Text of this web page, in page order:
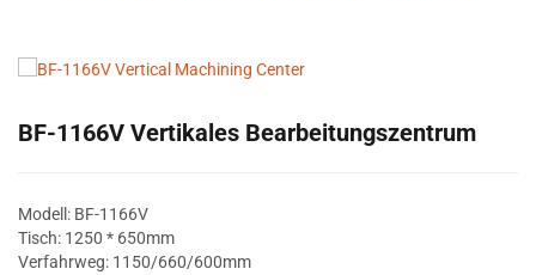
BF-1166V Vertikales Bearbeitungszentrum
Modell: BF-1166V
Tisch: 1250 * 650mm
Verfahrweg: 1150/660/600mm